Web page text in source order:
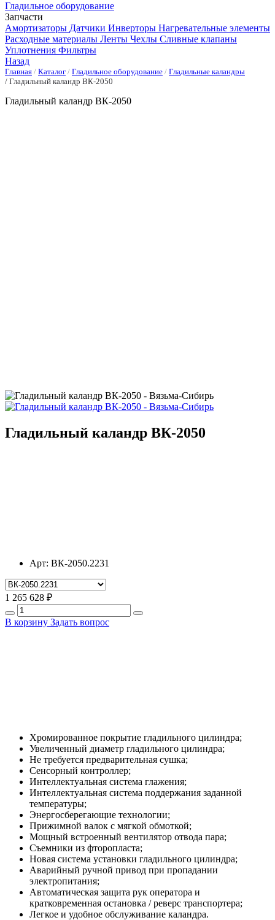
Гладильное оборудование
Запчасти
Амортизаторы Датчики Инверторы Нагревательные элементы
Расходные материалы Ленты Чехлы Сливные клапаны
Уплотнения Фильтры
Назад
Главная Каталог Гладильное оборудование
Гладильные каландры
Гладильный каландр ВК-2050
Гладильный каландр ВК-2050
Гладильный каландр ВК-2050
Арт: ВК-2050.2231
1 265 628 ₽
В корзину Задать вопрос
Хромированное покрытие гладильного цилиндра;
Увеличенный диаметр гладильного цилиндра;
Не требуется предварительная сушка;
Сенсорный контроллер;
Интеллектуальная система глажения;
Интеллектуальная система поддержания заданной
температуры;
Энергосберегающие технологии;
Прижимной валок с мягкой обмоткой;
Мощный встроенный вентилятор отвода пара;
Съемники из фторопласта;
Новая система установки гладильного цилиндра;
Аварийный ручной привод при пропадании
электропитания;
Автоматическая защита рук оператора и
кратковременная остановка / реверс транспортера;
Легкое и удобное обслуживание каландра.